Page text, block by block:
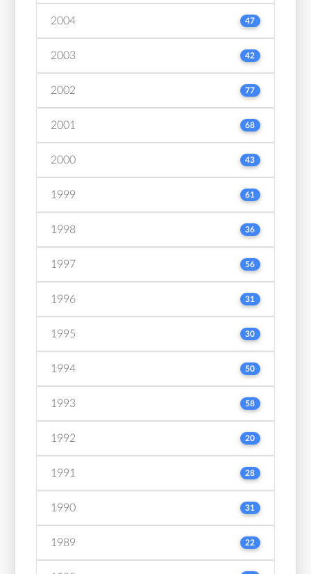
2004 47
2003 42
2002 77
2001 68
2000 43
1999 61
1998 36
1997 56
1996 31
1995 30
1994 50
1993 58
1992 20
1991 28
1990 31
1989 22